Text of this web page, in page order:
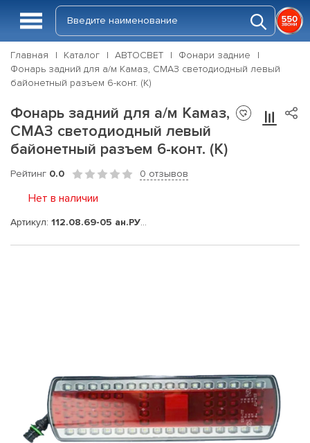
Главная Каталог АВТОСВЕТ
Фонари задние
Фонарь задний для а/м Камаз, СМАЗ светодиодный левый
байонетный разъем 6-конт. (К)
Фонарь задний для а/м Камаз,
СМАЗ светодиодный левый
байонетный разъем 6-конт. (К)
Рейтинг 0.0 0 отзывов
Нет в наличии
Артикул: 112.08.69-05 ан.РУФС09-03